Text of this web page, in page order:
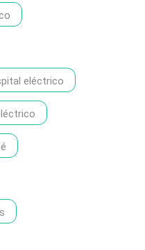
eléctrico